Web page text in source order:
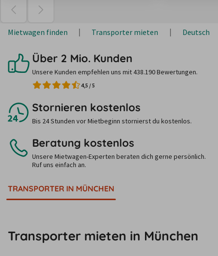
Mietwagen finden Transporter mieten
Über 2 Mio. Kunden
Unsere Kunden empfehlen uns mit 438.190 Bewertungen.
4,5 /5
Stornieren kostenlos
Bis 24 Stunden vor Mietbeginn stornierst du kostenlos.
Beratung kostenlos
Unsere Mietwagen-Experten beraten dich gerne persönlich.
Ruf uns einfach an.
TRANSPORTER IN MÜNCHEN
Transporter mieten in München